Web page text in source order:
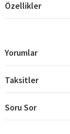
Özellikler
Yorumlar
Taksitler
Soru Sor